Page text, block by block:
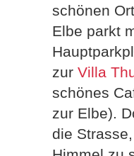
schönen
Elbe parkt
zur Villa
schönes
zur Elbe).
die